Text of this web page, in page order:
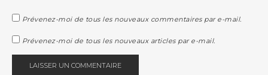
Prévenez-moi de tous les nouveaux commentaires par e-mail.
Prévenez-moi de tous les nouveaux articles par e-mail.